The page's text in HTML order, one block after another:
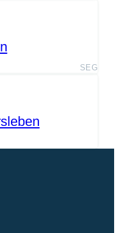
SEG